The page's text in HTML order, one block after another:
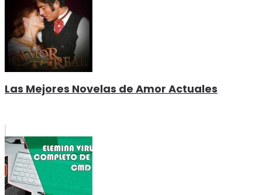
Las Mejores Novelas de Amor Actuales